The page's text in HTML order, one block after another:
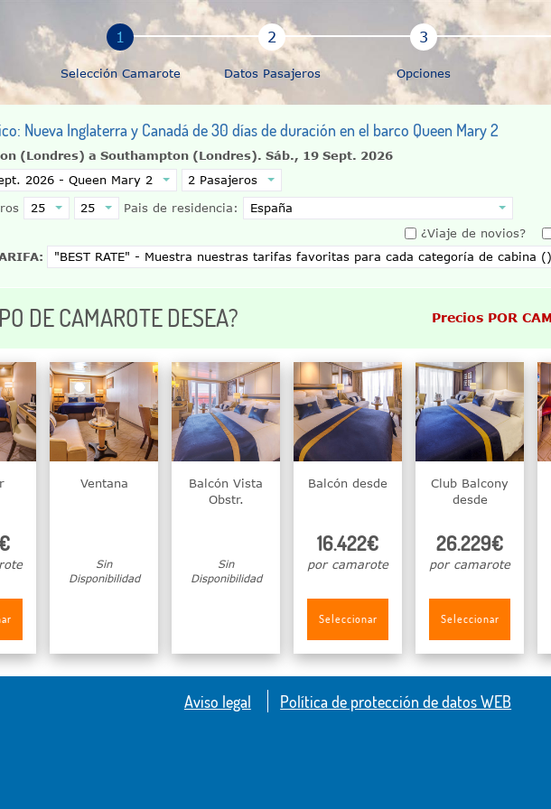
Selección Camarote Datos Pasajeros Opciones
Nueva Inglaterra y Canadá de 30 días de duración en el barco Queen Mary 2
(Londres) a Southampton (Londres). Sáb., 19 Sept. 2026
Pais de residencia:
¿Viaje de novios?
DE CAMAROTE DESEA? Precios POR
Ventana
Sin
Disponibilidad
Balcón Vista
Obstr.
Sin
Disponibilidad
Balcón desde
16.422€
por camarote
Seleccionar
Club Balcony
desde
26.229€
por camarote
Seleccionar
Aviso legal Política de protección de datos WEB